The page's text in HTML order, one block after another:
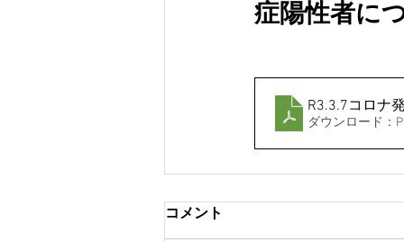
症陽性者に
R3.3.7コロナ
ダウンロード：
コメント